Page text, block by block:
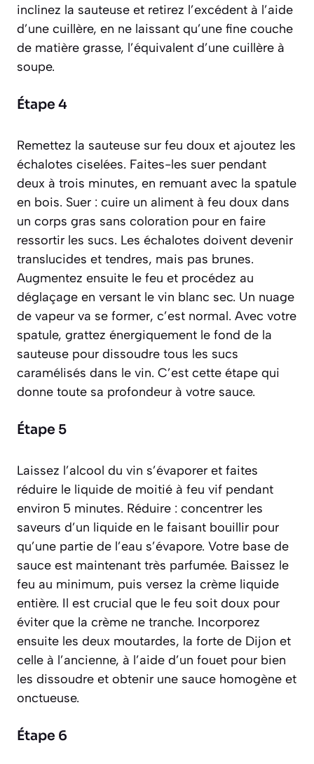
inclinez la sauteuse et retirez l’excédent à l’aide
d’une cuillère, en ne laissant qu’une fine couche
de matière grasse, l’équivalent d’une cuillère à
soupe.
Étape 4
Remettez la sauteuse sur feu doux et ajoutez les
échalotes ciselées. Faites-les suer pendant
deux à trois minutes, en remuant avec la spatule
en bois. Suer : cuire un aliment à feu doux dans
un corps gras sans coloration pour en faire
ressortir les sucs. Les échalotes doivent devenir
translucides et tendres, mais pas brunes.
Augmentez ensuite le feu et procédez au
déglaçage en versant le vin blanc sec. Un nuage
de vapeur va se former, c’est normal. Avec votre
spatule, grattez énergiquement le fond de la
sauteuse pour dissoudre tous les sucs
caramélisés dans le vin. C’est cette étape qui
donne toute sa profondeur à votre sauce.
Étape 5
Laissez l’alcool du vin s’évaporer et faites
réduire le liquide de moitié à feu vif pendant
environ 5 minutes. Réduire : concentrer les
saveurs d’un liquide en le faisant bouillir pour
qu’une partie de l’eau s’évapore. Votre base de
sauce est maintenant très parfumée. Baissez le
feu au minimum, puis versez la crème liquide
entière. Il est crucial que le feu soit doux pour
éviter que la crème ne tranche. Incorporez
ensuite les deux moutardes, la forte de Dijon et
celle à l’ancienne, à l’aide d’un fouet pour bien
les dissoudre et obtenir une sauce homogène et
onctueuse.
Étape 6